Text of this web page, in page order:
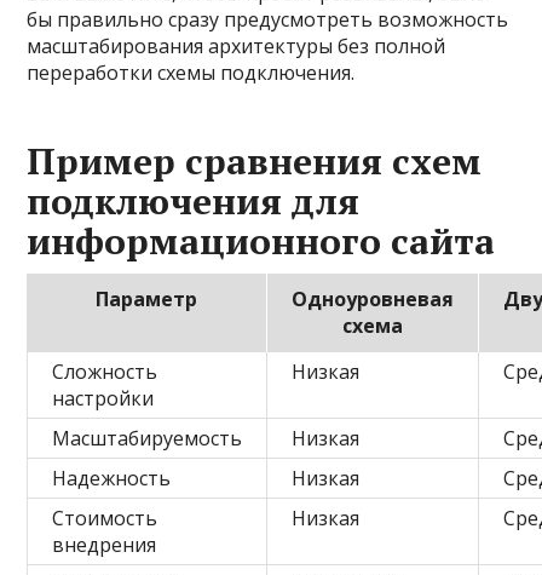
бы правильно сразу предусмотреть возможность
масштабирования архитектуры без полной
переработки схемы подключения.
Пример сравнения схем
подключения для
информационного сайта
Параметр
Одноуровневая
схема
Сложность
настройки
Низкая
Масштабируемость Низкая
Надежность
Низкая
Стоимость
внедрения
Низкая